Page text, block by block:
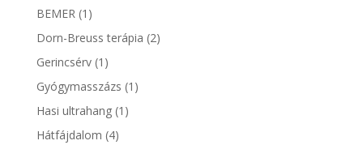
BEMER(1)
Dorn-Breuss terápia (2)
Gerincsérv(1)
Gyógymasszázs (1)
Hasi ultrahang(1)
Hátfájdalom (4)